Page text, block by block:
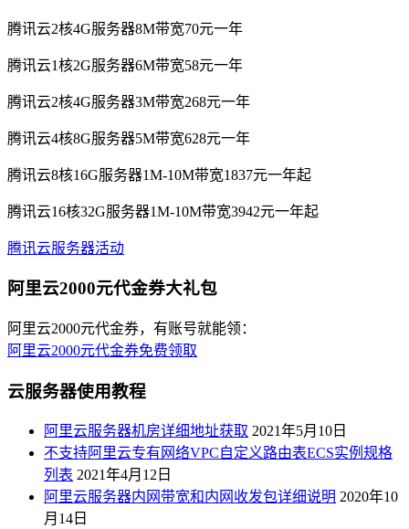
腾讯云2核4G服务器8M带宽70元一年
腾讯云1核2G服务器6M带宽58元一年
腾讯云2核4G服务器3M带宽268元一年
腾讯云4核8G服务器5M带宽628元一年
腾讯云8核16G服务器1M-10M带宽1837元一年起
腾讯云16核32G服务器1M-10M带宽3942元一年起
腾讯云服务器活动
阿里云2000元代金券大礼包
阿里云2000元代金券，有账号就能领：
阿里云2000元代金券免费领取
云服务器使用教程
阿里云服务器机房详细地址获取 2021年5月10日
不支持阿里云专有网络VPC自定义路由表ECS实例规格
列表 2021年4月12日
阿里云服务器内网带宽和内网收发包详细说明 2020年10
月14日